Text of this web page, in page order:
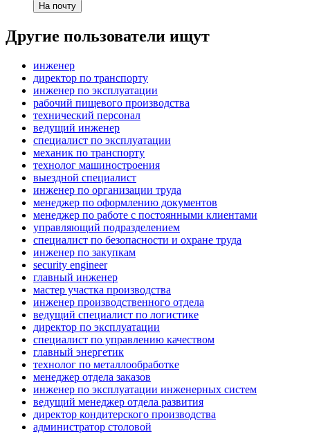
На почту
Другие пользователи ищут
инженер
директор по транспорту
инженер по эксплуатации
рабочий пищевого производства
технический персонал
ведущий инженер
специалист по эксплуатации
механик по транспорту
технолог машиностроения
выездной специалист
инженер по организации труда
менеджер по оформлению документов
менеджер по работе с постоянными клиентами
управляющий подразделением
специалист по безопасности и охране труда
инженер по закупкам
security engineer
главный инженер
мастер участка производства
инженер производственного отдела
ведущий специалист по логистике
директор по эксплуатации
специалист по управлению качеством
главный энергетик
технолог по металлообработке
менеджер отдела заказов
инженер по эксплуатации инженерных систем
ведущий менеджер отдела развития
директор кондитерского производства
администратор столовой